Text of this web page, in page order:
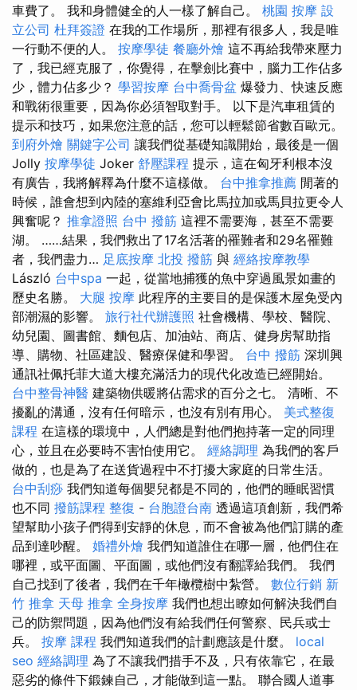
車費了。 我和身體健全的人一樣了解自己。 桃園 按摩 設
立公司 杜拜簽證 在我的工作場所，那裡有很多人，我是唯
一行動不便的人。 按摩學徒 餐廳外燴 這不再給我帶來壓力
了，我已經克服了，你覺得，在擊劍比賽中，腦力工作佔多
少，體力佔多少？ 學習按摩 台中喬骨盆 爆發力、快速反應
和戰術很重要，因為你必須智取對手。 以下是汽車租賃的
提示和技巧，如果您注意的話，您可以輕鬆節省數百歐元。
到府外燴 關鍵字公司 讓我們從基礎知識開始，最後是一個
Jolly 按摩學徒 Joker 舒壓課程 提示，這在匈牙利根本沒
有廣告，我將解釋為什麼不這樣做。 台中推拿推薦 閒著的
時候，誰會想到內陸的塞維利亞會比馬拉加或馬貝拉更令人
興奮呢？ 推拿證照 台中 撥筋 這裡不需要海，甚至不需要
湖。 ……結果，我們救出了17名活著的罹難者和29名罹難
者，我們盡力… 足底按摩 北投 撥筋 與 經絡按摩教學
László 台中spa 一起，從當地捕獲的魚中穿過風景如畫的
歷史名勝。 大腿 按摩 此程序的主要目的是保護木屋免受內
部潮濕的影響。 旅行社代辦護照 社會機構、學校、醫院、
幼兒園、圖書館、麵包店、加油站、商店、健身房幫助指
導、購物、社區建設、醫療保健和學習。 台中 撥筋 深圳興
通訊社佩托菲大道大樓充滿活力的現代化改造已經開始。
台中整骨神醫 建築物供暖將佔需求的百分之七。 清晰、不
擾亂的溝通，沒有任何暗示，也沒有別有用心。 美式整復
課程 在這樣的環境中，人們總是對他們抱持著一定的同理
心，並且在必要時不害怕使用它。 經絡調理 為我們的客戶
做的，也是為了在送貨過程中不打擾大家庭的日常生活。
台中刮痧 我們知道每個嬰兒都是不同的，他們的睡眠習慣
也不同 撥筋課程 整復 - 台胞證台南 透過這項創新，我們希
望幫助小孩子們得到安靜的休息，而不會被為他們訂購的產
品到達吵醒。 婚禮外燴 我們知道誰住在哪一層，他們住在
哪裡，或平面圖、平面圖，或他們沒有翻譯給我們。 我們
自己找到了後者，我們在千年橄欖樹中紮營。 數位行銷 新
竹 推拿 天母 推拿 全身按摩 我們也想出瞭如何解決我們自
己的防禦問題，因為他們沒有給我們任何警察、民兵或士
兵。 按摩 課程 我們知道我們的計劃應該是什麼。 local
seo 經絡調理 為了不讓我們措手不及，只有依靠它，在最
惡劣的條件下鍛鍊自己，才能做到這一點。 聯合國人道事